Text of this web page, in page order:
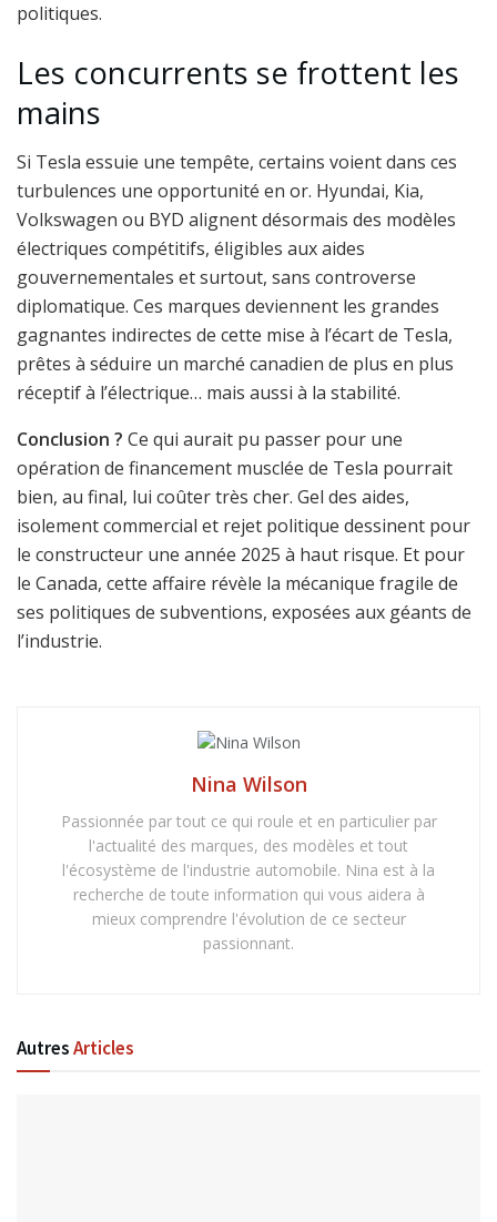
politiques.
Les concurrents se frottent les
mains
Si Tesla essuie une tempête, certains voient dans ces
turbulences une opportunité en or. Hyundai, Kia,
Volkswagen ou BYD alignent désormais des modèles
électriques compétitifs, éligibles aux aides
gouvernementales et surtout, sans controverse
diplomatique. Ces marques deviennent les grandes
gagnantes indirectes de cette mise à l’écart de Tesla,
prêtes à séduire un marché canadien de plus en plus
réceptif à l’électrique… mais aussi à la stabilité.
Conclusion ? Ce qui aurait pu passer pour une
opération de financement musclée de Tesla pourrait
bien, au final, lui coûter très cher. Gel des aides,
isolement commercial et rejet politique dessinent pour
le constructeur une année 2025 à haut risque. Et pour
le Canada, cette affaire révèle la mécanique fragile de
ses politiques de subventions, exposées aux géants de
l’industrie.
Nina Wilson
Passionnée par tout ce qui roule et en particulier par
l'actualité des marques, des modèles et tout
l'écosystème de l'industrie automobile. Nina est à la
recherche de toute information qui vous aidera à
mieux comprendre l'évolution de ce secteur
passionnant.
AutresArticles